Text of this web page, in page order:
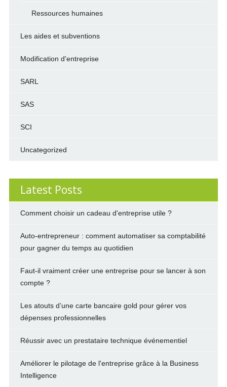
Ressources humaines
Les aides et subventions
Modification d'entreprise
SARL
SAS
SCI
Uncategorized
Latest Posts
Comment choisir un cadeau d'entreprise utile ?
Auto-entrepreneur : comment automatiser sa comptabilité
pour gagner du temps au quotidien
Faut-il vraiment créer une entreprise pour se lancer à son
compte ?
Les atouts d’une carte bancaire gold pour gérer vos
dépenses professionnelles
Réussir avec un prestataire technique événementiel
Améliorer le pilotage de l'entreprise grâce à la Business
Intelligence